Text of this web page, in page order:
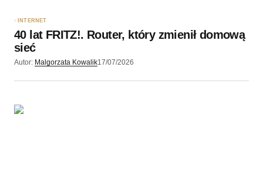
INTERNET
40 lat FRITZ!. Router, który zmienił domową
sieć
Autor: Malgorzata Kowalik17/07/2026